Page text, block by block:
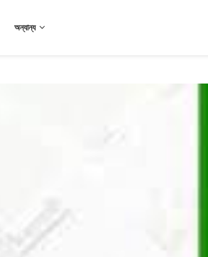
অন্যান্য